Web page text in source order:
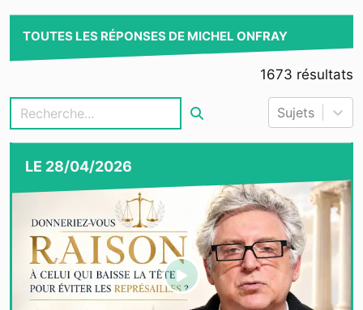
TOUTES LES RÉPONSES DE MICHEL ONFRAY
1673 résultats
Sujets
LE 28/04/2026